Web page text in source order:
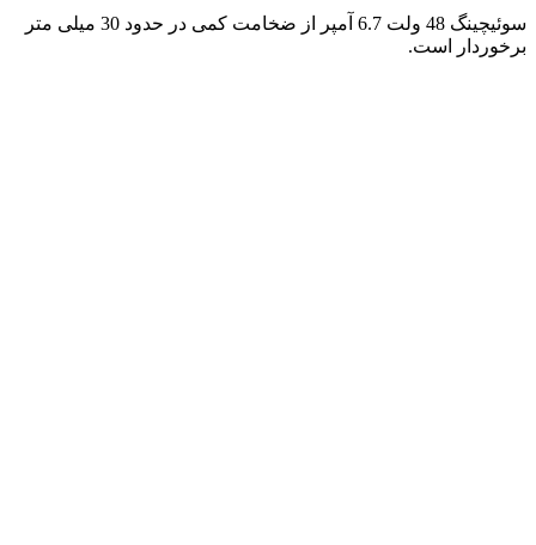
سوئیچینگ 48 ولت 6.7 آمپر از ضخامت کمی در حدود 30 میلی متر
برخوردار است.